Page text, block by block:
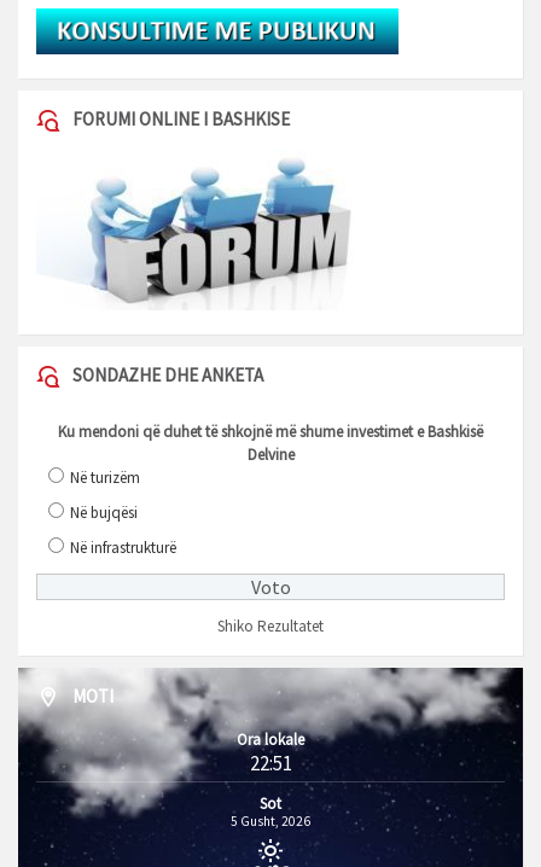
FORUMI ONLINE I BASHKISE
SONDAZHE DHE ANKETA
Ku mendoni që duhet të shkojnë më shume investimet e Bashkisë
Delvine
Në turizëm
Në bujqësi
Në infrastrukturë
Shiko Rezultatet
MOTI
Ora lokale
22:51
Sot
5 Gusht, 2026